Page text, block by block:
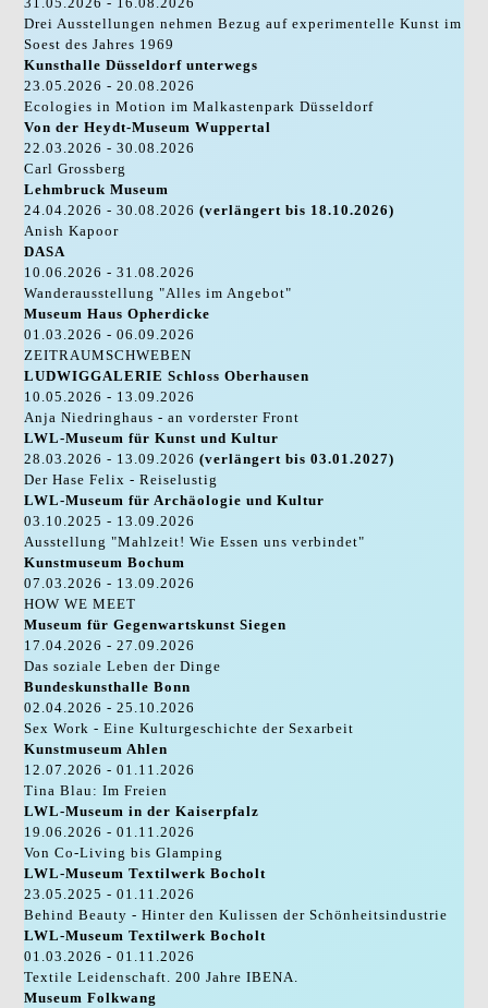
Drei Ausstellungen nehmen Bezug auf experimentelle Kunst im
Soest des Jahres 1969
Kunsthalle Düsseldorf unterwegs
23.05.2026 - 20.08.2026
Ecologies in Motion im Malkastenpark Düsseldorf
Von der Heydt-Museum Wuppertal
22.03.2026 - 30.08.2026
Carl Grossberg
Lehmbruck Museum
24.04.2026 - 30.08.2026(verlängert bis 18.10.2026)
Anish Kapoor
DASA
10.06.2026 - 31.08.2026
Wanderausstellung "Alles im Angebot"
Museum Haus Opherdicke
01.03.2026 - 06.09.2026
ZEITRAUMSCHWEBEN
LUDWIGGALERIE Schloss Oberhausen
10.05.2026 - 13.09.2026
Anja Niedringhaus - an vorderster Front
LWL-Museum für Kunst und Kultur
28.03.2026 - 13.09.2026(verlängert bis 03.01.2027)
Der Hase Felix - Reiselustig
LWL-Museum für Archäologie und Kultur
03.10.2025 - 13.09.2026
Ausstellung "Mahlzeit! Wie Essen uns verbindet"
Kunstmuseum Bochum
07.03.2026 - 13.09.2026
HOW WE MEET
Museum für Gegenwartskunst Siegen
17.04.2026 - 27.09.2026
Das soziale Leben der Dinge
Bundeskunsthalle Bonn
02.04.2026 - 25.10.2026
Sex Work - Eine Kulturgeschichte der Sexarbeit
Kunstmuseum Ahlen
12.07.2026 - 01.11.2026
Tina Blau: Im Freien
LWL-Museum in der Kaiserpfalz
19.06.2026 - 01.11.2026
Von Co-Living bis Glamping
LWL-Museum Textilwerk Bocholt
23.05.2025 - 01.11.2026
Behind Beauty - Hinter den Kulissen der Schönheitsindustrie
LWL-Museum Textilwerk Bocholt
01.03.2026 - 01.11.2026
Textile Leidenschaft. 200 Jahre IBENA.
Museum Folkwang